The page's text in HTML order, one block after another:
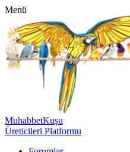
Menü
MuhabbetKuşu
Üreticileri Platformu